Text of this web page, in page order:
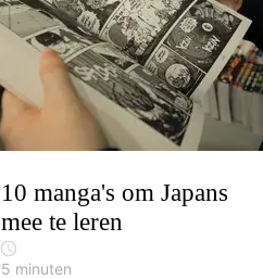
10 manga's om Japans
mee te leren
5 minuten